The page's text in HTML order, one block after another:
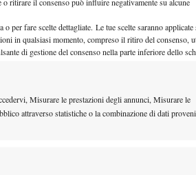
per fare scelte dettagliate. Le tue scelte saranno applicate
in qualsiasi momento, compreso il ritiro del consenso,
di gestione del consenso nella parte inferiore dello
Misurare le prestazioni degli annunci, Misurare le
attraverso statistiche o la combinazione di dati
avanza al terzo turno
e Moise Kouame.